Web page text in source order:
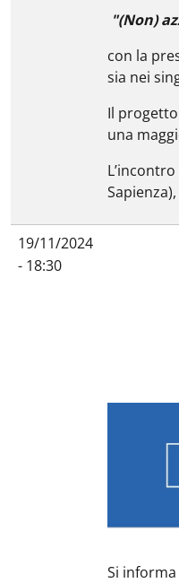
"(Non)
con la
sia nei
Il
una
19/11/2024
- 18:30
Si